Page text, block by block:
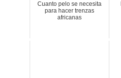
Cuanto pelo se necesita
para hacer trenzas
africanas